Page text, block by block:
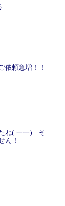
依頼急増！！
ね( 一一) そ
ん！！